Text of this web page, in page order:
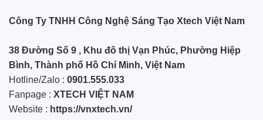
Công Ty TNHH Công Nghệ Sáng Tạo Xtech Việt Nam
38 Đường Số 9 , Khu đô thị Vạn Phúc, Phường Hiệp
Bình, Thành phố Hồ Chí Minh, Việt Nam
Hotline/Zalo : 0901.555.033
Fanpage : XTECH VIỆT NAM
Website : https://vnxtech.vn/